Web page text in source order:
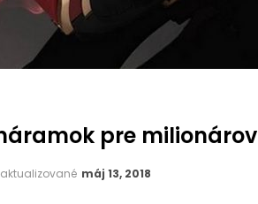
pre milionárov
máj 13, 2018